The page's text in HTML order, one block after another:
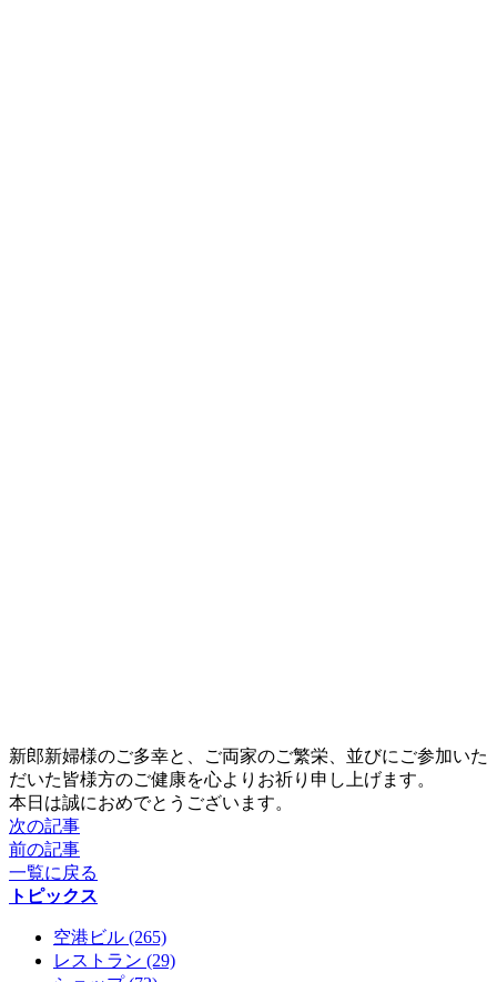
新郎新婦様のご多幸と、ご両家のご繁栄、並びにご参加いた
だいた皆様方のご健康を心よりお祈り申し上げます。
本日は誠におめでとうございます。
次の記事
前の記事
一覧に戻る
トピックス
空港ビル (265)
レストラン (29)